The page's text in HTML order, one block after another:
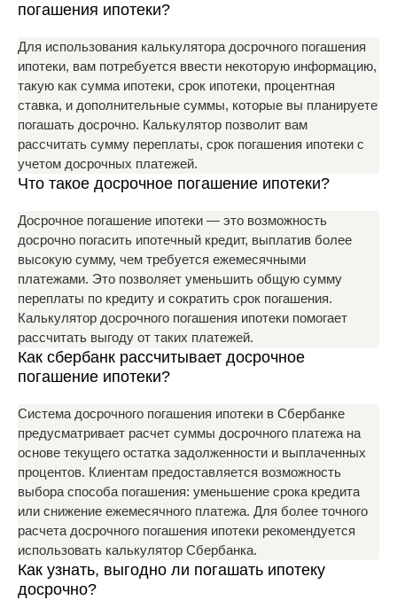
погашения ипотеки?
Для использования калькулятора досрочного погашения
ипотеки, вам потребуется ввести некоторую информацию,
такую как сумма ипотеки, срок ипотеки, процентная
ставка, и дополнительные суммы, которые вы планируете
погашать досрочно. Калькулятор позволит вам
рассчитать сумму переплаты, срок погашения ипотеки с
учетом досрочных платежей.
Что такое досрочное погашение ипотеки?
Досрочное погашение ипотеки — это возможность
досрочно погасить ипотечный кредит, выплатив более
высокую сумму, чем требуется ежемесячными
платежами. Это позволяет уменьшить общую сумму
переплаты по кредиту и сократить срок погашения.
Калькулятор досрочного погашения ипотеки помогает
рассчитать выгоду от таких платежей.
Как сбербанк рассчитывает досрочное
погашение ипотеки?
Система досрочного погашения ипотеки в Сбербанке
предусматривает расчет суммы досрочного платежа на
основе текущего остатка задолженности и выплаченных
процентов. Клиентам предоставляется возможность
выбора способа погашения: уменьшение срока кредита
или снижение ежемесячного платежа. Для более точного
расчета досрочного погашения ипотеки рекомендуется
использовать калькулятор Сбербанка.
Как узнать, выгодно ли погашать ипотеку
досрочно?